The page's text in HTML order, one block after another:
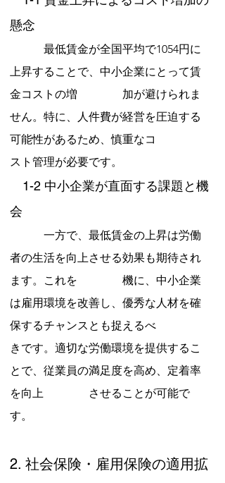
懸念
最低賃金が全国平均で1054円に
上昇することで、中小企業にとって賃
金コストの増　　　　加が避けられま
せん。特に、人件費が経営を圧迫する
可能性があるため、慎重なコ
スト管理が必要です。
1-2 中小企業が直面する課題と機
会
一方で、最低賃金の上昇は労働
者の生活を向上させる効果も期待され
ます。これを　　　　機に、中小企業
は雇用環境を改善し、優秀な人材を確
保するチャンスとも捉えるべ
きです。適切な労働環境を提供するこ
とで、従業員の満足度を高め、定着率
を向上　　　　させることが可能で
す。
2. 社会保険・雇用保険の適用拡